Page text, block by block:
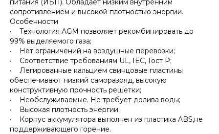
питания (ИБП). Обладает низким внутренним
сопротивлением и высокой плотностью энергии.
Особенности
• Технология AGM позволяет рекомбинировать до
99% выделяемого газа;
• Нет ограничений на воздушные перевозки;
• Соответствие требованиям UL, IEC, Гост Р;
• Легированные кальцием свинцовые пластины
обеспечивают низкий саморазряд, высокую
конструктивную прочность решетки;
• Необслуживаемые. Не требует долива воды;
• Высокая плотность энергии;
• Корпус аккумулятора выполнен из пластика ABS,не
поддерживающего горение.